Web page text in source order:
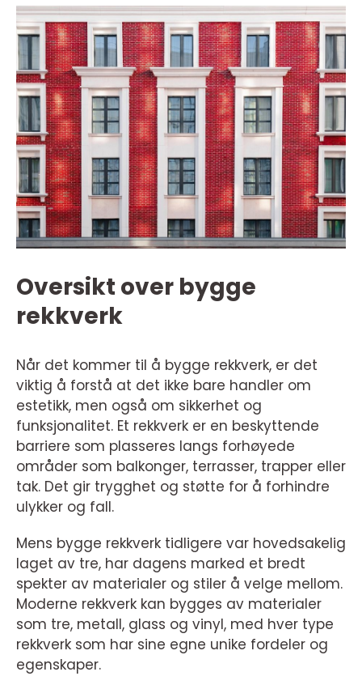
Oversikt over bygge
rekkverk
Når det kommer til å bygge rekkverk, er det
viktig å forstå at det ikke bare handler om
estetikk, men også om sikkerhet og
funksjonalitet. Et rekkverk er en beskyttende
barriere som plasseres langs forhøyede
områder som balkonger, terrasser, trapper eller
tak. Det gir trygghet og støtte for å forhindre
ulykker og fall.
Mens bygge rekkverk tidligere var hovedsakelig
laget av tre, har dagens marked et bredt
spekter av materialer og stiler å velge mellom.
Moderne rekkverk kan bygges av materialer
som tre, metall, glass og vinyl, med hver type
rekkverk som har sine egne unike fordeler og
egenskaper.